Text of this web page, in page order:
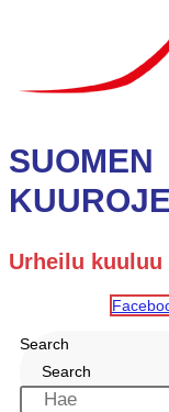
SUOMEN
Urheilu
Search
Search